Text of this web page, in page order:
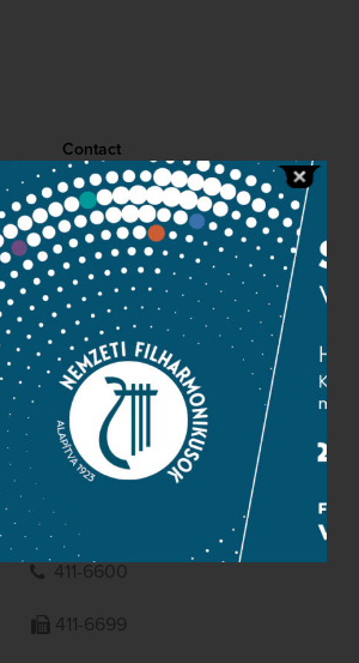
Contact
Public information
Press room
Terms and privacy
Imprint
PHILHARMONIC
Komor Marcell u. 1. (Müpa)
411-6600
411-6699